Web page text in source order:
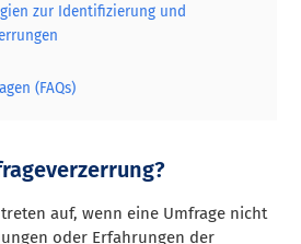
zur Identifizierung und
(FAQs)
auf, wenn eine Umfrage nicht
oder Erfahrungen der